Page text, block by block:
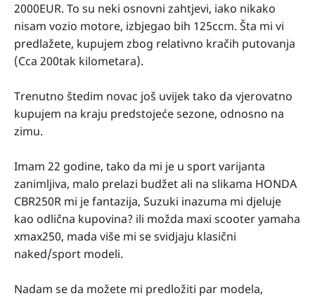
2000EUR. To su neki osnovni zahtjevi, iako nikako
nisam vozio motore, izbjegao bih 125ccm. Šta mi vi
predlažete, kupujem zbog relativno kračih putovanja
(Cca 200tak kilometara).
Trenutno štedim novac još uvijek tako da vjerovatno
kupujem na kraju predstojeće sezone, odnosno na
zimu.
Imam 22 godine, tako da mi je u sport varijanta
zanimljiva, malo prelazi budžet ali na slikama HONDA
CBR250R mi je fantazija, Suzuki inazuma mi djeluje
kao odlična kupovina? ili možda maxi scooter yamaha
xmax250, mada više mi se svidjaju klasični
naked/sport modeli.
Nadam se da možete mi predložiti par modela,